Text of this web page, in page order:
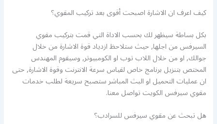
كيف اعرف ان الاشارة اصبحت أقوى بعد تركيب المقوي؟
بكل بساطة سيظهر لك بحسب الاداة التي قمت بتركيب مقوي
السيرفس من اجلها, حيث ستلاحظ ازدياد قوة الاشارة من خلال
جوالك, او من خلال اللاب توب او الكومبيوتر, وسيقوم المهندس
المختص بتنزيل برنامج خاص لقياس سرعة الانترنت وقوة الاشارة, حتى
ان عمليات التحميل او البث المباشر ستصبح سريعة لطلب خدمات
مقوي سيرفس الكويت تواصل معنا.
هل تبحث عن مقوي سيرفس للسرادب؟